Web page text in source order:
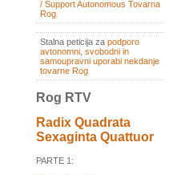
/ Support Autonomous Tovarna
Rog
Stalna peticija za podporo
avtonomni, svobodni in
samoupravni uporabi nekdanje
tovarne Rog
Rog RTV
Radix Quadrata
Sexaginta Quattuor
PARTE 1: